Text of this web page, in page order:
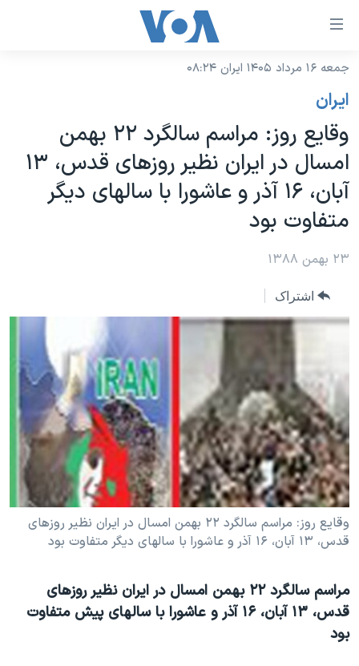
لینکهای
دسترسی
جهش
محتوای
اصلی
جهش
صفحه
جهش
جستجو
نسخه سبک وب‌سایت
موضوع ها
ایران
آمریکا
جهان
ورزشی
گزیده‌ها
ویژه برنامه‌ها
فرهنگ و زندگی
حقوق شهروندی
اقتصادی
علم و فناوری
اسرائیل در جنگ
گالری عکس
آرشیو پخش زنده
برنامه های تلویزیونی
جدول برنامه ها
صفحه‌های ویژه
جام جهانی ۲۰۲۶
عملیات خشم حماسی
۲۵۰سالگی آمریکا
مستندها
انتخابات ریاست جمهوری آمریکا ۲۰۲۴
حمله جمهوری اسلامی به اسرائیل
رمز مهسا
ورزش زنان در ایران
اعتراضات زن، زندگی، آزادی
مجموعه مستندهای دادخواهی
دادگاه حمید نوری
فرکانس‌های صدای آمریکا
پخش رادیویی
یادگیری زبان انگلیسی
دنبال کنید
زبانهای مختلف
جمعه ۱۶ مرداد ۱۴۰۵ ایران ۰۸:۲۴
ايران
وقايع روز: مراسم سالگرد ۲۲ بهمن
امسال در ايران نظير روزهای قدس، ۱۳
آبان، ۱۶ آذر و عاشورا با سالهای ديگر
متفاوت بود
۲۳ بهمن ۱۳۸۸
اشتراک
وقايع روز: مراسم سالگرد ۲۲ بهمن امسال در ايران نظير روزهای
قدس، ۱۳ آبان، ۱۶ آذر و عاشورا با سالهای ديگر متفاوت بود
مراسم سالگرد ۲۲ بهمن امسال در ايران نظير روزهای
قدس، ۱۳ آبان، ۱۶ آذر و عاشورا با سالهای پيش متفاوت
بود